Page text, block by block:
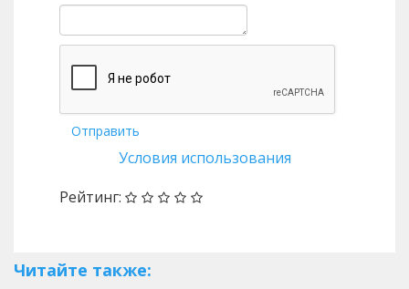
Отправить
Условия использования
Рейтинг:
Читайте также: